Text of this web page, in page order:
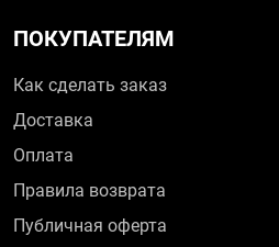
ПОКУПАТЕЛЯМ
Как сделать заказ
Доставка
Оплата
Правила возврата
Публичная оферта